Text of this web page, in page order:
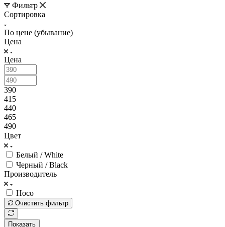
Фильтр
Сортировка
По цене (убывание)
Цена
Цена
390
415
440
465
490
Цвет
Белый / White
Черный / Black
Производитель
Hoco
Очистить фильтр
Показать